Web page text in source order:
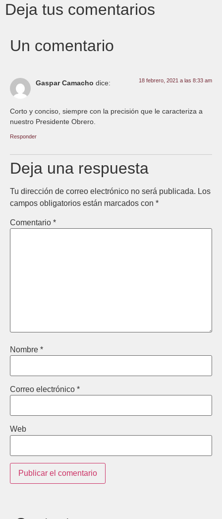
Deja tus comentarios
Un comentario
Gaspar Camacho dice: 18 febrero, 2021 a las 8:33 am
Corto y conciso, siempre con la precisión que le caracteriza a
nuestro Presidente Obrero.
Responder
Deja una respuesta
Tu dirección de correo electrónico no será publicada. Los
campos obligatorios están marcados con *
Comentario *
Nombre *
Correo electrónico *
Web